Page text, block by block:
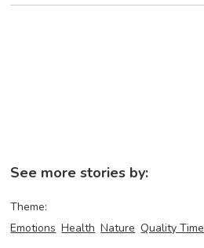
See more stories by:
Theme:
Emotions Health Nature Quality Time